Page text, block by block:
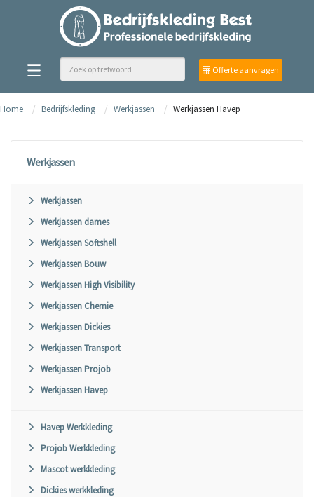
Offerte aanvragen
Home Bedrijfskleding Werkjassen Werkjassen Havep
Werkjassen
Werkjassen
Werkjassen dames
Werkjassen Softshell
Werkjassen Bouw
Werkjassen High Visibility
Werkjassen Chemie
Werkjassen Dickies
Werkjassen Transport
Werkjassen Projob
Werkjassen Havep
Havep Werkkleding
Projob Werkkleding
Mascot werkkleding
Dickies werkkleding